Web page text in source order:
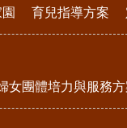
育兒指導方案
女團體培力與服務